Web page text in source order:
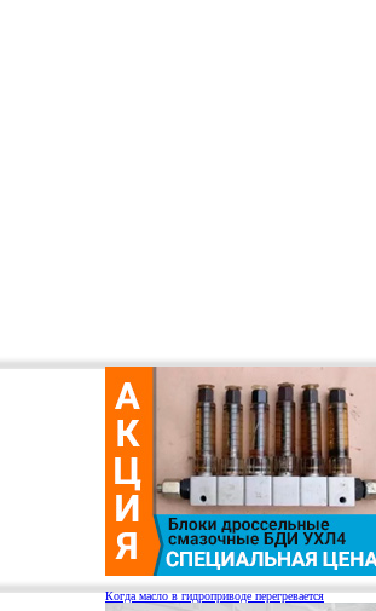
Когда масло в гидроприводе перегревается